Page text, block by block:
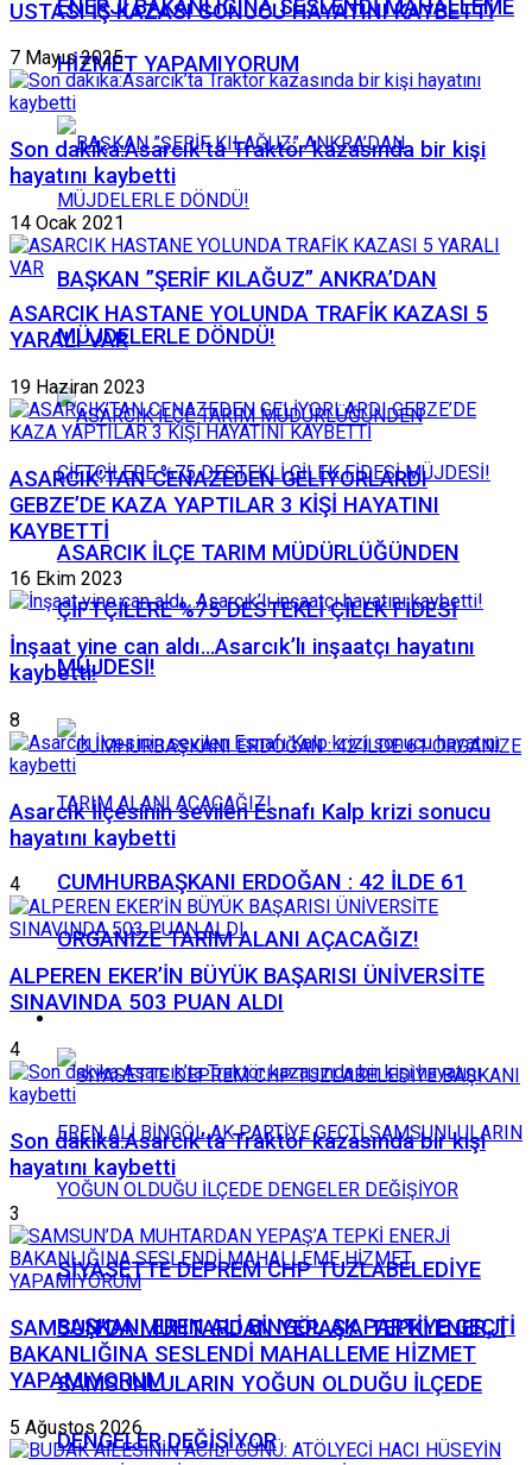
ENERJİ BAKANLIĞINA SESLENDİ MAHALLEME
HİZMET YAPAMIYORUM
BAŞKAN ”ŞERİF KILAĞUZ” ANKRA’DAN
MÜJDELERLE DÖNDÜ!
ASARCIK İLÇE TARIM MÜDÜRLÜĞÜNDEN
ÇİFTÇİLERE %75 DESTEKLİ ÇİLEK FİDESİ
MÜJDESİ!
CUMHURBAŞKANI ERDOĞAN : 42 İLDE 61
ORGANİZE TARIM ALANI AÇACAĞIZ!
Politika
SİYASETTE DEPREM CHP TUZLABELEDİYE
BAŞKANI EREN ALİ BİNGÖL AK PARTİYE GEÇTİ
SAMSUNLULARIN YOĞUN OLDUĞU İLÇEDE
DENGELER DEĞİŞİYOR
USTASI İŞ KAZASI SONUCU HAYATINI KAYBETTİ
7 Mayıs 2025
Son dakika:Asarcık’ta Traktör kazasında bir kişi
hayatını kaybetti
14 Ocak 2021
ASARCIK HASTANE YOLUNDA TRAFİK KAZASI 5
YARALI VAR
19 Haziran 2023
ASARCIK’TAN CENAZEDEN GELİYORLARDI
GEBZE’DE KAZA YAPTILAR 3 KİŞİ HAYATINI
KAYBETTİ
16 Ekim 2023
İnşaat yine can aldı…Asarcık’lı inşaatçı hayatını
kaybetti!
8
Asarcık İlçesinin sevilen Esnafı Kalp krizi sonucu
hayatını kaybetti
4
ALPEREN EKER’İN BÜYÜK BAŞARISI ÜNİVERSİTE
SINAVINDA 503 PUAN ALDI
4
Son dakika:Asarcık’ta Traktör kazasında bir kişi
hayatını kaybetti
3
SAMSUN’DA MUHTARDAN YEPAŞ’A TEPKİ ENERJİ
BAKANLIĞINA SESLENDİ MAHALLEME HİZMET
YAPAMIYORUM
5 Ağustos 2026